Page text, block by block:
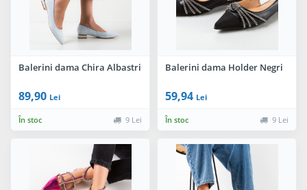
Balerini dama Chira Albastri
89,90 Lei
În stoc 9 Lei
Balerini dama Holder Negri
59,94 Lei
În stoc 9 Lei